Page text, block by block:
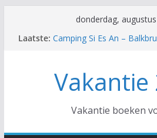
donderdag,
Laatste: Camping Si Es An –
Amoudara – Kreta
EuroParcs De Zanding –
Vakantie
Vakantie boeken